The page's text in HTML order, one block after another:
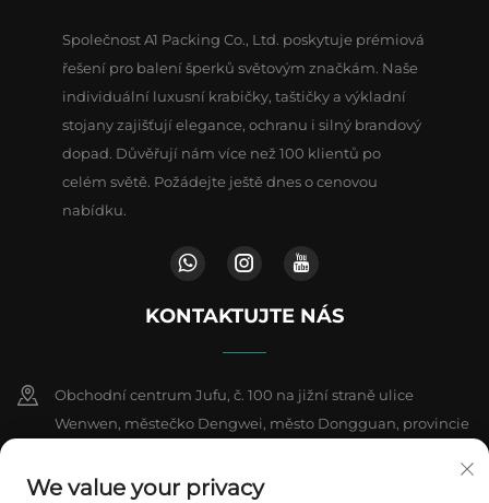
Společnost A1 Packing Co., Ltd. poskytuje prémiová
řešení pro balení šperků světovým značkám. Naše
individuální luxusní krabičky, taštičky a výkladní
stojany zajišťují elegance, ochranu i silný brandový
dopad. Důvěřují nám více než 100 klientů po
celém světě. Požádejte ještě dnes o cenovou
nabídku.
KONTAKTUJTE NÁS
Obchodní centrum Jufu, č. 100 na jižní straně ulice
Wenwen, městečko Dengwei, město Dongguan, provincie
We value your privacy